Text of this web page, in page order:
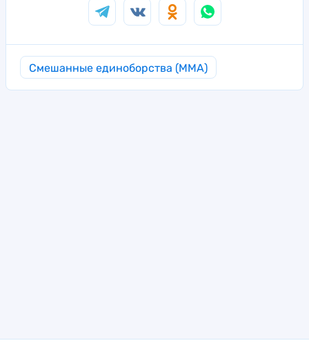
Смешанные единоборства (MMA)